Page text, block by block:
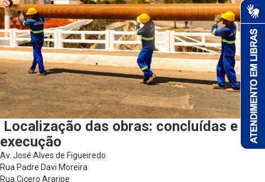
Localização das obras: concluídas e em
execução
Av. José Alves de Figueiredo
Rua Padre Davi Moreira
Rua Cicero Araripe